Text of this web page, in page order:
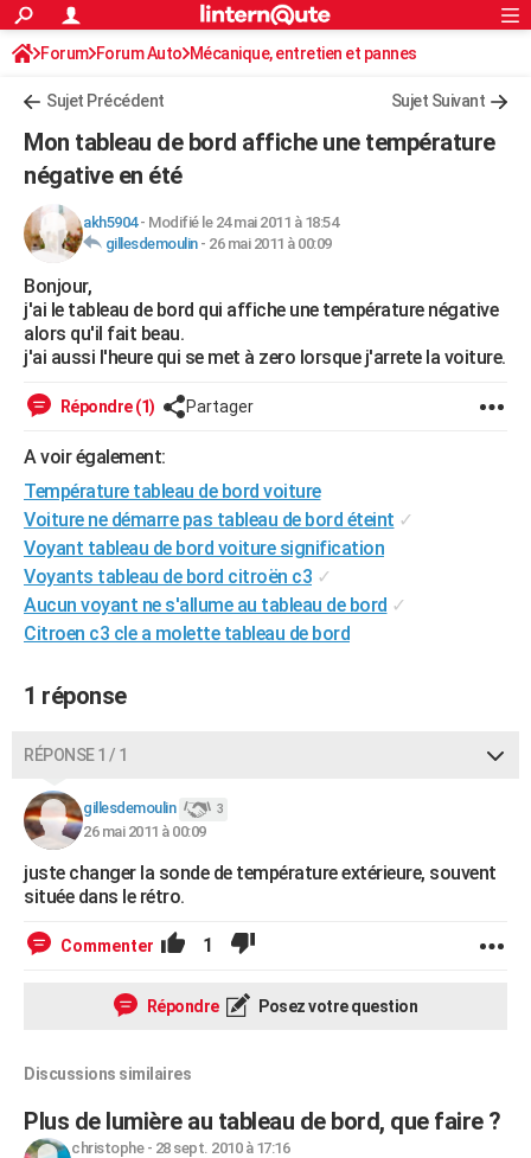
ACTUALITÉS
Politique
Société
Faits Divers
Education
Monde
Villes
+
Programme TV
Streaming
Cinéma
Sorties cinéma
Musique
FINANCE
Retraite
Impôts
Epargne
Immobilier
Risques naturels par ville
Banque
Assurance
Crédit
AUTO
Réserver un essai
Citadines
Berlines
Forum auto
Mobiles
Meilleur smartphone
Internet
Ordinateurs
Jeux vidéo
Guide high-tech
+
BRICOLAGE
Forum
Aménagement intérieur
Extérieur
Cuisine
Salle de bains
Jardinage
Rangement
WEEK-END
Guides de France
Escapades
Patrimoine
Expositions
Musées
Week-end nature
LIFESTYLE
Art de vivre
Bien-être
Loisirs
Mode
Modes de vie
SANTE
Alimentation
Guide de la santé
Maladies
Médicaments
Sommeil
VOYAGE
Destinations
City break
Voyage nature
Voyage de noces
Forum
Climat
+PHOTO
GUIDES D'ACHAT
CARTE DE VOEUX
Carte de Noël
Carte Bonne année
Carte Saint-Valentin
Carte Pâques
Carte d'anniversaire
DICTIONNAIRE
Dictionnaire
Biographies
Citations
Expressions
Proverbes
PROGRAMME TV
COPAINS D'AVANT
S'inscrire
Se connecter
Lycées
Collèges
Primaires
Universités
Entreprises
Service militaire
Avis de recherche
AVIS DE DÉCÈS
FORUM
Rechercher
S'inscrire
Connexion
Forum Forum Auto Mécanique, entretien et pannes
Sujet Précédent Sujet Suivant
Mon tableau de bord affiche une température
négative en été
akh5904- Modifié le 24 mai 2011 à 18:54
gillesdemoulin- 26 mai 2011 à 00:09
Bonjour,
j'ai le tableau de bord qui affiche une température négative
alors qu'il fait beau.
j'ai aussi l'heure qui se met à zero lorsque j'arrete la voiture.
Répondre (1) Partager
A voir également:
Température tableau de bord voiture
Voiture ne démarre pas tableau de bord éteint ✓
Voyant tableau de bord voiture signification
Voyants tableau de bord citroën c3 ✓
Aucun voyant ne s'allume au tableau de bord ✓
Citroen c3 cle a molette tableau de bord
1 réponse
RÉPONSE 1 / 1
gillesdemoulin 3
26 mai 2011 à 00:09
juste changer la sonde de température extérieure, souvent
située dans le rétro.
Commenter 1
Répondre Posez votre question
Discussions similaires
Plus de lumière au tableau de bord, que faire ?
christophe- 28 sept. 2010 à 17:16